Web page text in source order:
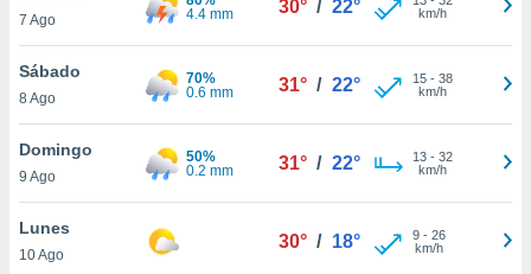
más
nuestra
y
de
7 Ago
4.4 mm
30° / 22°
km/h
Sábado
8 Ago
70%
0.6 mm
31° / 22° 15- 38
km/h
Domingo
9 Ago
50%
0.2 mm
31° / 22° 13- 32
km/h
Lunes
10 Ago
30° / 18° 9- 26
km/h